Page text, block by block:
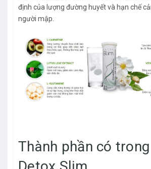
định của lượng đường huyết và hạn chế
người mập.
Thành phần có